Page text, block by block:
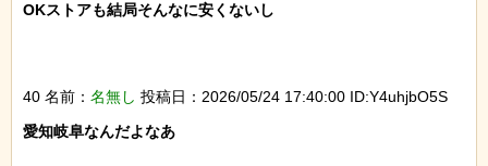
OKストアも結局そんなに安くないし
40 名前： 名無し 投稿日：2026/05/24 17:40:00 ID:Y4uhjbO5S
愛知岐阜なんだよなあ